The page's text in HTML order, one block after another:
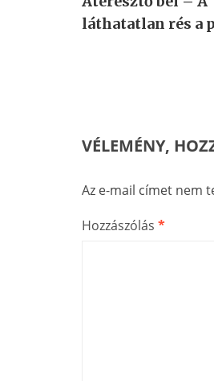
láthatatlan rés a
VÉLEMÉNY,
Az e-mail címet nem
Hozzászólás *